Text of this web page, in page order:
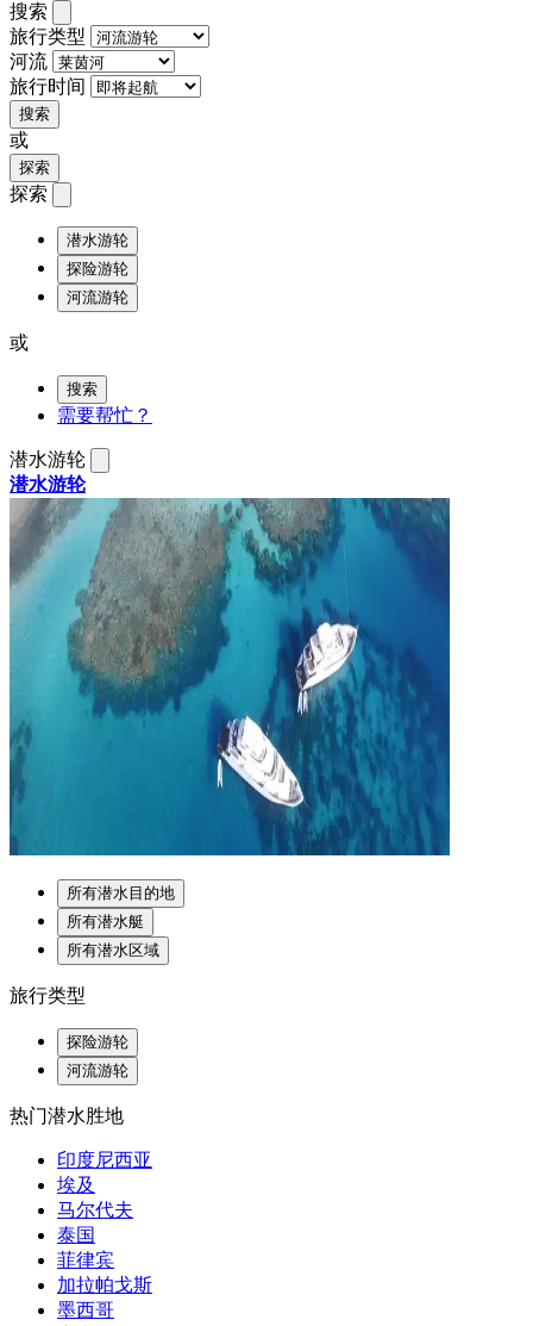
搜索
旅行类型
河流
旅行时间
搜索
或
探索
探索
潜水游轮
探险游轮
河流游轮
或
搜索
需要帮忙？
潜水游轮
潜水游轮
所有潜水目的地
所有潜水艇
所有潜水区域
旅行类型
探险游轮
河流游轮
热门潜水胜地
印度尼西亚
埃及
马尔代夫
泰国
菲律宾
加拉帕戈斯
墨西哥